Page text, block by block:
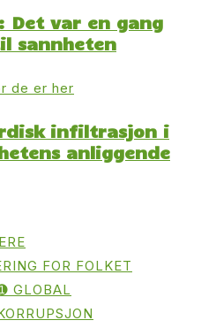
Det var en gang
sannheten
infiltrasjon i
anliggende
FOR FOLKET
GLOBAL